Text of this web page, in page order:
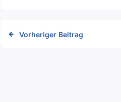
Vorheriger Beitrag